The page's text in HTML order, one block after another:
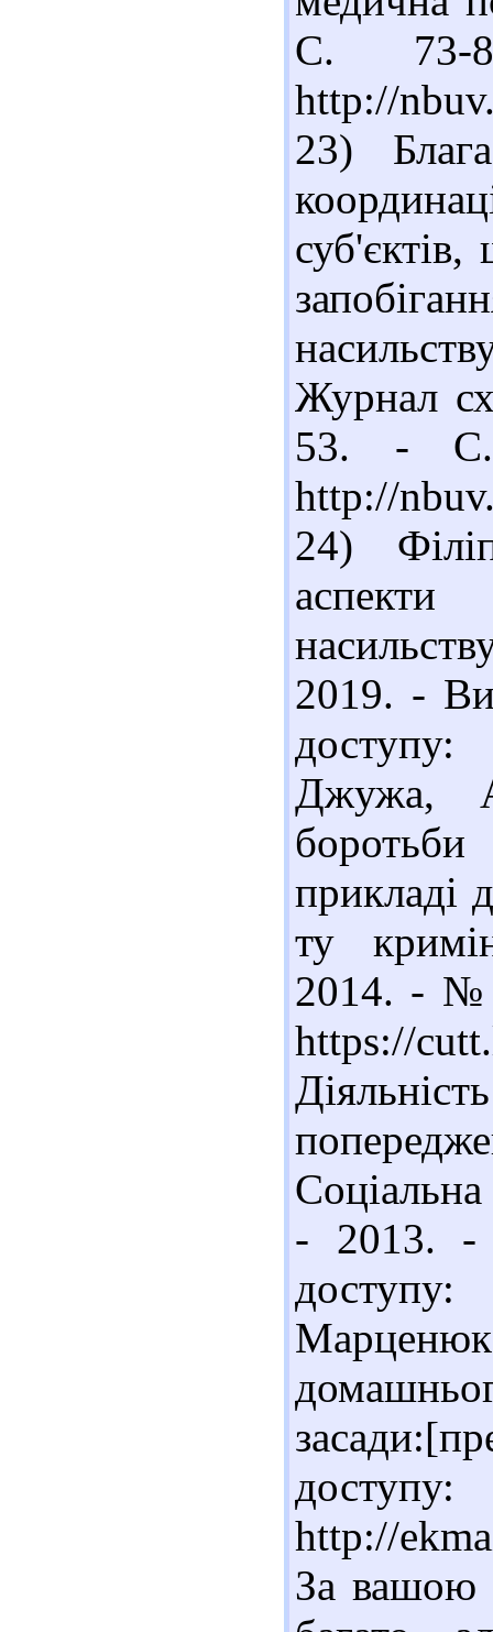
С. 73-
http://
23)
Журнал
53. - С.
http://
24)
2019. -
доступу:
Джужа,
прикладі
ту
2014. - №
https://
Соціальна
- 2013.
доступу:
http://
За вашою